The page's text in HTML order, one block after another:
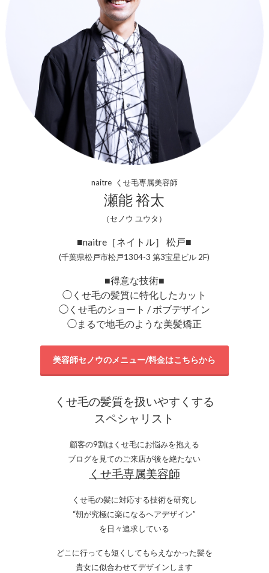
naitre くせ毛専属美容師
瀬能 裕太
（セノウ ユウタ）
■naitre［ネイトル］ 松戸■
(千葉県松戸市松戸1304-3 第3宝星ビル 2F)
■得意な技術■
◯くせ毛の髪質に特化したカット
◯くせ毛のショート / ボブデザイン
◯まるで地毛のような美髪矯正
美容師セノウのメニュー/料金はこちらから
くせ毛の髪質を扱いやすくする
スペシャリスト
顧客の9割はくせ毛にお悩みを抱える
ブログを見てのご来店が後を絶たない
くせ毛専属美容師
くせ毛の髪に対応する技術を研究し
“朝が究極に楽になるヘアデザイン”
を日々追求している
どこに行っても短くしてもらえなかった髪を
貴女に似合わせてデザインします